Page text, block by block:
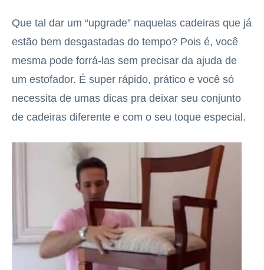
Que tal dar um “upgrade” naquelas cadeiras que já
estão bem desgastadas do tempo? Pois é, você
mesma pode forrá-las sem precisar da ajuda de
um estofador. É super rápido, prático e você só
necessita de umas dicas pra deixar seu conjunto
de cadeiras diferente e com o seu toque especial.